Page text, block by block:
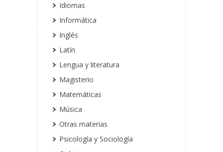
Idiomas
Informática
Inglés
Latín
Lengua y literatura
Magisterio
Matemáticas
Música
Otras materias
Psicología y Sociología